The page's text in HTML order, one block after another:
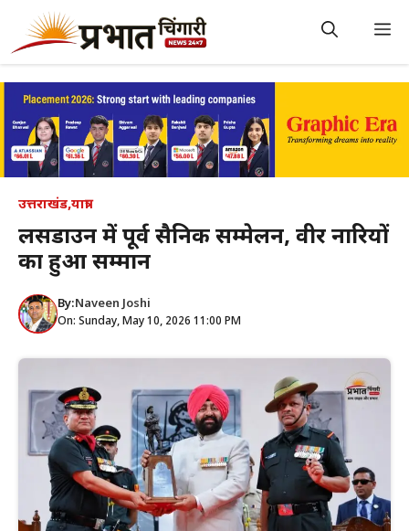
content
उत्तराखंड,यात्रा
लैंसडाउन में पूर्व सैनिक सम्मेलन, वीर नारियों
का हुआ सम्मान
By:Naveen Joshi
On: Sunday, May 10, 2026 11:00 PM